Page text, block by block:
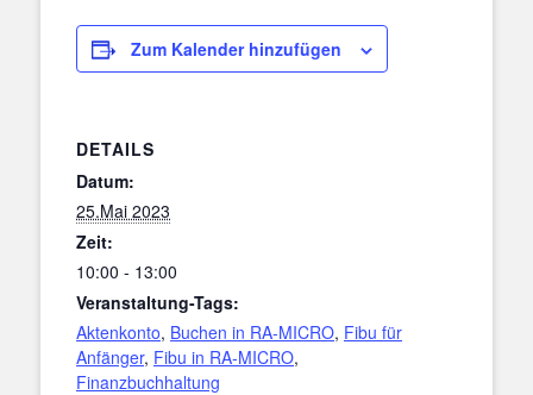
Zum Kalender hinzufügen
DETAILS
Datum:
25.Mai 2023
Zeit:
10:00 - 13:00
Veranstaltung-Tags:
Aktenkonto, Buchen in RA-MICRO, Fibu für
Anfänger, Fibu in RA-MICRO,
Finanzbuchhaltung